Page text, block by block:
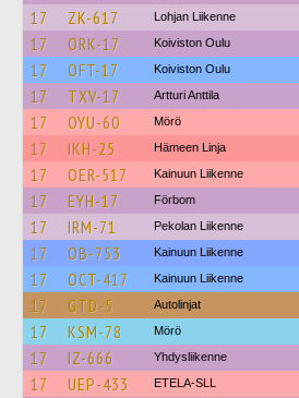
17 ZK-617 Lohjan Liikenne
17 ORK-17 Koiviston Oulu
17 OFT-17 Koiviston Oulu
17 TXV-17 Artturi Anttila
17 OYU-60 Mörö
17 IKH-25 Hämeen Linja
17 OER-517 Kainuun Liikenne
17 EYH-17 Förbom
17 IRM-71 Pekolan Liikenne
17 OB-753 Kainuun Liikenne
17 OCT-417 Kainuun Liikenne
17 GTD-5 Autolinjat
17 KSM-78 Mörö
17 IZ-666 Yhdysliikenne
17 UEP-433 ETELA-SLL